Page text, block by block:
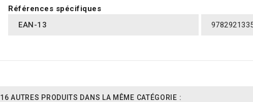
Références spécifiques
EAN-13
16 AUTRES PRODUITS DANS LA MÊME CATÉGORIE :